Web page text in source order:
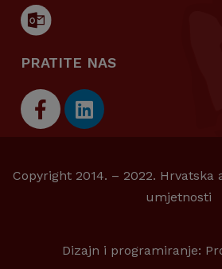
PRATITE NAS
Copyright 2014. – 2022. Hrvatska
umjetnosti
Dizajn i programiranje: